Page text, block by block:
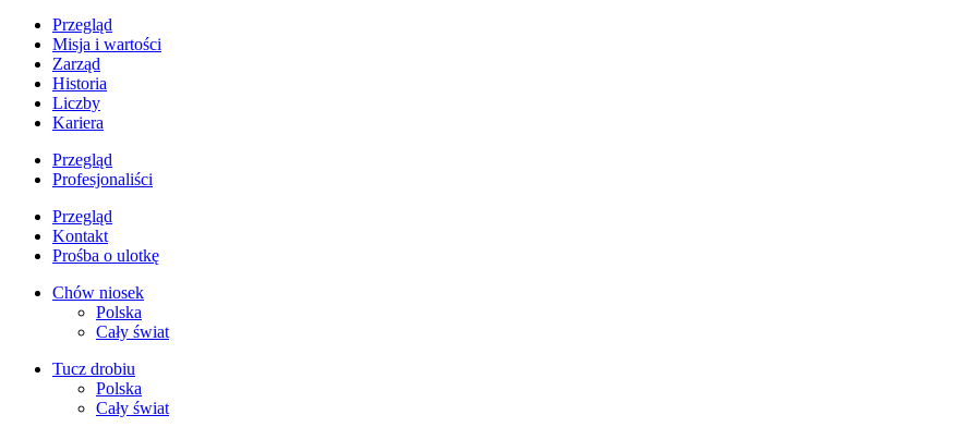
Przegląd
Misja i wartości
Zarząd
Historia
Liczby
Kariera
Przegląd
Profesjonaliści
Przegląd
Kontakt
Prośba o ulotkę
Chów niosek
Polska
Cały świat
Tucz drobiu
Polska
Cały świat